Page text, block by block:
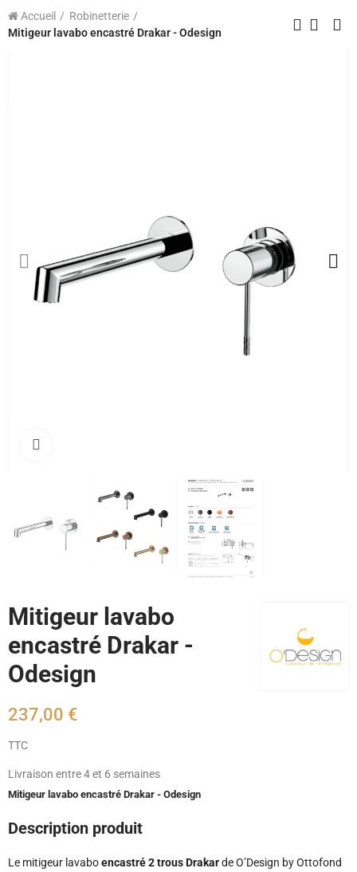
Accueil
Robinetterie
Mitigeur lavabo encastré Drakar - Odesign
Mitigeur lavabo
encastré Drakar -
Odesign
237,00 €
TTC
Livraison entre 4 et 6 semaines
Mitigeur lavabo encastré Drakar - Odesign
Description produit
Le mitigeur lavaboencastré 2 trous Drakarde O’Design by Ottofond